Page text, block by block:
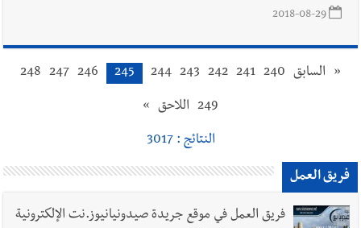
2018-08-29
« السابق 240
241
242
243
244
245
246
247
248
249 اللاحق »
النتائج : 3017
فريق العمل
فريق العمل في موقع جريدة صيدونيانيوز.نت الإلكترونية